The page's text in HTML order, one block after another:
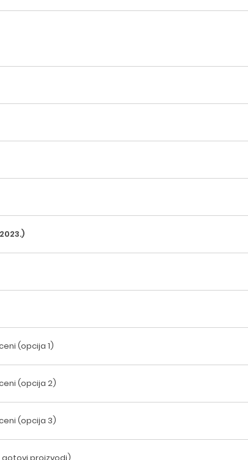
(opcija 1)
(opcija 2)
(opcija 3)